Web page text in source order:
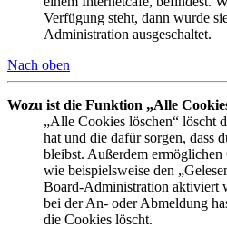
Verfügung steht, dann wurde
Administration ausgeschaltet.
Nach oben
Wozu ist die Funktion „Alle
„Alle Cookies löschen“ löscht
hat und die dafür sorgen, dass
bleibst. Außerdem
wie beispielsweise den
Board-Administration aktiviert
bei der An- oder Abmeldung
die Cookies löscht.